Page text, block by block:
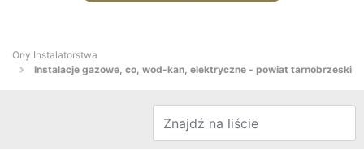
Orły Instalatorstwa
Instalacje gazowe, co, wod-kan, elektryczne - powiat tarnobrzeski